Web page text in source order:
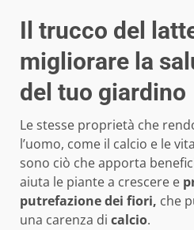
Il trucco del
migliorare la
del tuo giardino
Le stesse proprietà che
l’uomo, come il calcio e le
sono ciò che apporta
aiuta le piante a crescere e
putrefazione dei fiori, che
una carenza di calcio.